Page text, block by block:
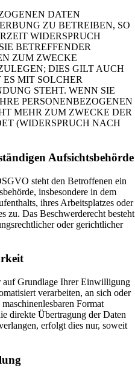
DATEN
ZU BETREIBEN, SO
WIDERSPRUCH
BETREFFENDER
ZUM ZWECKE
DIES GILT AUCH
MIT SOLCHER
STEHT. WENN SIE
PERSONENBEZOGENEN
MEHR ZUM ZWECKE DER
(WIDERSPRUCH NACH
Aufsichts­behörde
steht den Betroffenen ein
insbesondere in dem
ihres Arbeitsplatzes oder
zu. Das Beschwerderecht besteht
oder gerichtlicher
auf Grundlage Ihrer Einwilligung
verarbeiten, an sich oder
Format
direkte Übertragung der Daten
erfolgt dies nur, soweit